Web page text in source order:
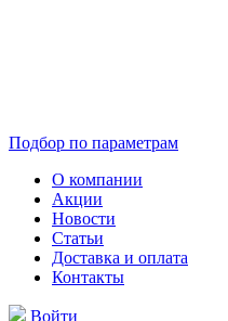
Подбор по параметрам
О компании
Акции
Новости
Статьи
Доставка и оплата
Контакты
Войти